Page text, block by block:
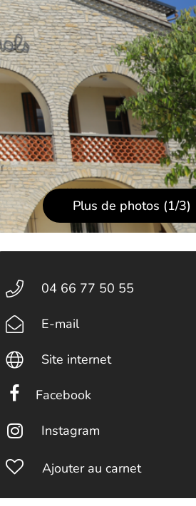
Plus de photos (1/3)
04 66 77 50 55
E-mail
Site internet
Facebook
Instagram
Ajouter au carnet